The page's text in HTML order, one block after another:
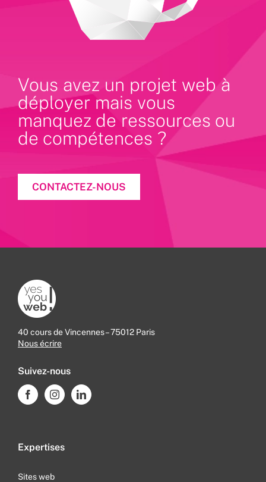
Vous avez un projet web à
déployer mais vous
manquez de ressources ou
de compétences ?
CONTACTEZ-NOUS
40 cours de Vincennes – 75012 Paris
Nous écrire
Suivez-nous
Expertises
Sites web